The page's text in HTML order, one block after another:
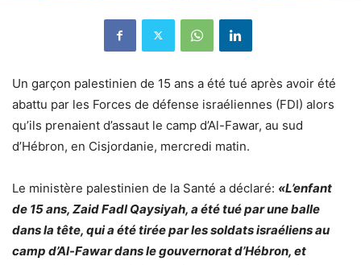
Un garçon palestinien de 15 ans a été tué après avoir été
abattu par les Forces de défense israéliennes (FDI) alors
qu’ils prenaient d’assaut le camp d’Al-Fawar, au sud
d’Hébron, en Cisjordanie, mercredi matin.
Le ministère palestinien de la Santé a déclaré: «L’enfant
de 15 ans, Zaid Fadl Qaysiyah, a été tué par une balle
dans la tête, qui a été tirée par les soldats israéliens au
camp d’Al-Fawar dans le gouvernorat d’Hébron, et